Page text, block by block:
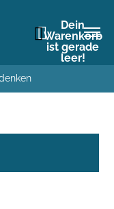
Dein
Warenkorb
ist gerade
leer!